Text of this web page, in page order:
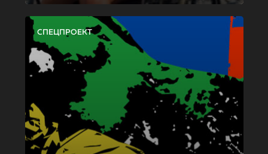
СПЕЦПРОЕКТ